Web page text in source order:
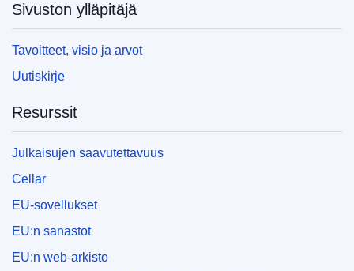
Sivuston ylläpitäjä
Tavoitteet, visio ja arvot
Uutiskirje
Resurssit
Julkaisujen saavutettavuus
Cellar
EU-sovellukset
EU:n sanastot
EU:n web-arkisto